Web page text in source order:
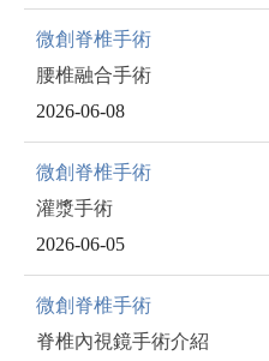
微創脊椎手術
腰椎融合手術
2026-06-08
微創脊椎手術
灌漿手術
2026-06-05
微創脊椎手術
脊椎內視鏡手術介紹